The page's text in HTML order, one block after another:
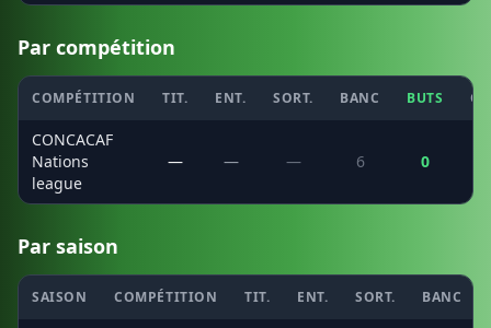
Par compétition
COMPÉTITION TIT. ENT. SORT. BANC BUTS
CONCACAF
Nations
league
— — — 6 0
Par saison
SAISON COMPÉTITION TIT. ENT. SORT. BANC